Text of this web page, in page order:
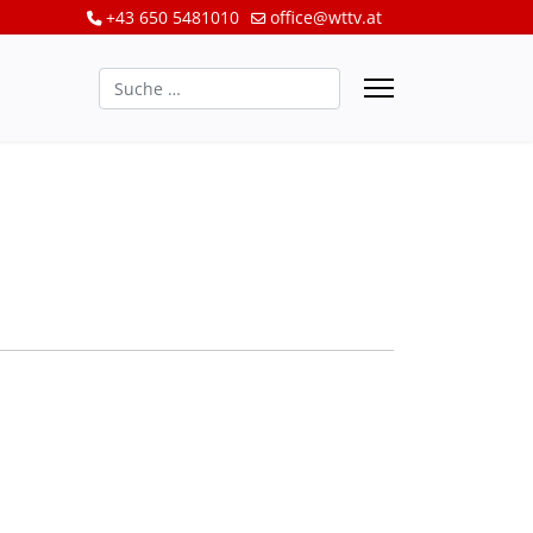
+43 650 5481010 office@wttv.at
Suchen